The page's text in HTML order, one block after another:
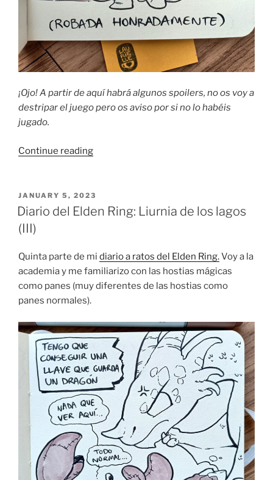
¡Ojo! A partir de aquí habrá algunos spoilers, no os voy a
destripar el juego pero os aviso por si no lo habéis
jugado.
Continue reading“Diario
Ring:
Liurnia
lagos
(IV)”
POSTED
ON
JANUARY 5, 2023
Diario del Elden Ring: Liurnia de los lagos
(III)
Quinta parte de mi diario a ratos del Elden Ring.Voy a la
academia y me familiarizo con las hostias mágicas
como panes (muy diferentes de las hostias como
panes normales).